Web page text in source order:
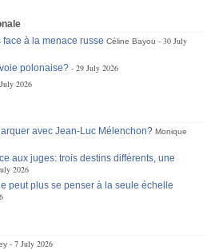
à la menace russe Céline Bayou
30 July
polonaise?
29 July 2026
2026
avec Jean-Luc Mélenchon? Monique
aux juges: trois destins différents, une
2026
peut plus se penser à la seule échelle
7 July 2026